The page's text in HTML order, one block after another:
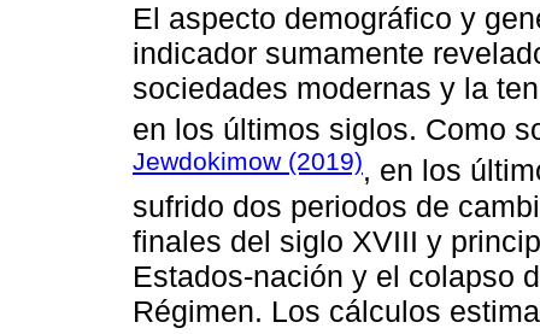
El aspecto demográfico y
indicador sumamente
sociedades modernas y la
en los últimos siglos. Como
Jewdokimow (2019), en los
sufrido dos periodos de
finales del siglo XVIII y
Estados-nación y el colapso
Régimen. Los cálculos